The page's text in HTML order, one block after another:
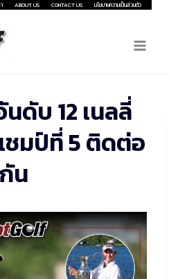
ABOUT US CONTACT US นโยบายความเป็นส่วนตัว
ดับ 12 เนลลี่
ชมป์ที่ 5 ติดต่อ
กัน